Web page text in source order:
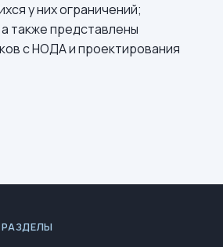
у них ограничений;
также представлены
с НОДА и проектирования
РАЗДЕЛЫ